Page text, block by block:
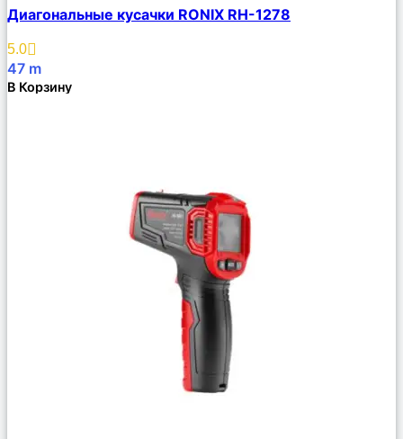
Описание
Избранное
Диагональные кусачки RONIX RH-1278
5.0
47 m
В Корзину